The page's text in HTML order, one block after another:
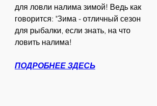
для ловли налима зимой! Ведь как
говорится: "Зима - отличный сезон
для рыбалки, если знать, на что
ловить налима!
ПОДРОБНЕЕ ЗДЕСЬ